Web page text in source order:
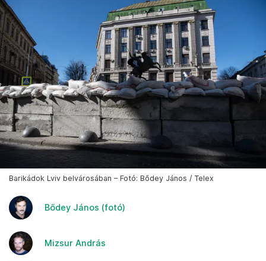
Barikádok Lviv belvárosában – Fotó: Bődey János / Telex
Bődey János (fotó)
Mizsur András